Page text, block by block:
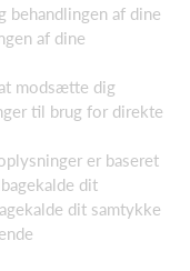
behandlingen af dine
af dine
modsætte dig
til brug for direkte
er baseret
dit
dit samtykke